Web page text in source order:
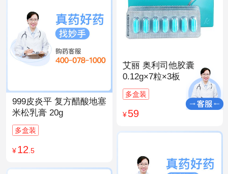
艾丽 奥利司他胶囊
0.12g×7粒×3板
多盒装
¥59
999皮炎平 复方醋酸地塞
米松乳膏 20g
多盒装
¥12 .5